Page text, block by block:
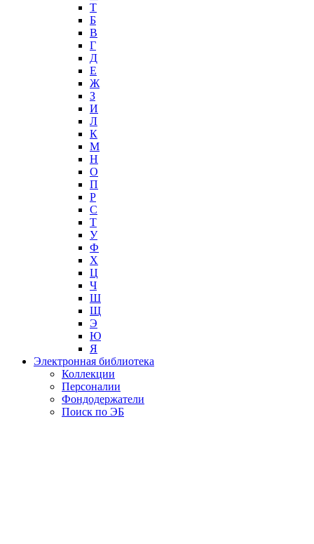
T
Б
В
Г
Д
Е
Ж
З
И
Л
К
М
Н
О
П
Р
С
Т
У
Ф
Х
Ц
Ч
Ш
Щ
Э
Ю
Я
Электронная библиотека
Коллекции
Персоналии
Фондодержатели
Поиск по ЭБ